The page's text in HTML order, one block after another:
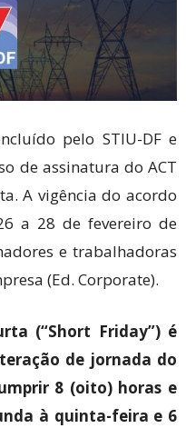
pelo STIU-DF e
de assinatura do ACT
A vigência do acordo
a 28 de fevereiro de
e trabalhadoras
(Ed. Corporate).
(“Short Friday”) é
de jornada do
8 (oito) horas e
à quinta-feira e 6